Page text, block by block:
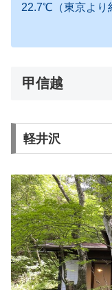
22.7℃（東京より
甲信越
軽井沢